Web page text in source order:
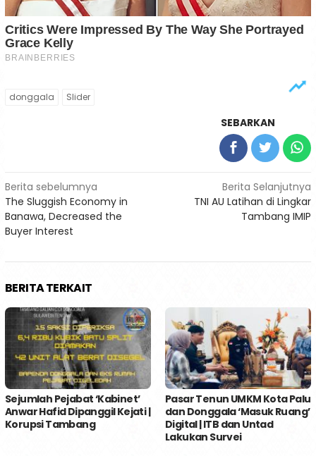
donggala Slider
SEBARKAN
Navigasi
pos
Berita sebelumnya
The Sluggish Economy in
Banawa, Decreased the
Buyer Interest
Berita Selanjutnya
TNI AU Latihan di Lingkar
Tambang IMIP
BERITA TERKAIT
Sejumlah Pejabat ‘Kabinet’
Anwar Hafid Dipanggil Kejati |
Korupsi Tambang
Pasar Tenun UMKM Kota Palu
dan Donggala ‘Masuk Ruang’
Digital | ITB dan Untad
Lakukan Survei